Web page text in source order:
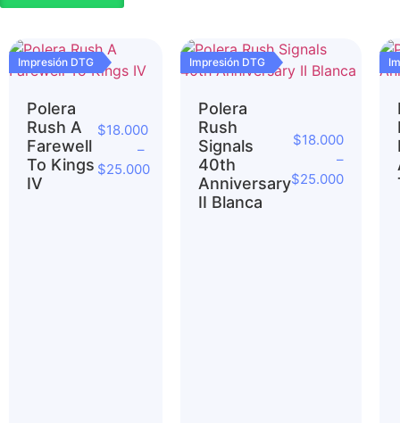
Impresión DTG
Polera
Rush A
Farewell
To Kings
IV
$18.000
–
$25.000
Impresión DTG
Polera
Rush
Signals
40th
Anniversary
II Blanca
$18.000
–
$25.000